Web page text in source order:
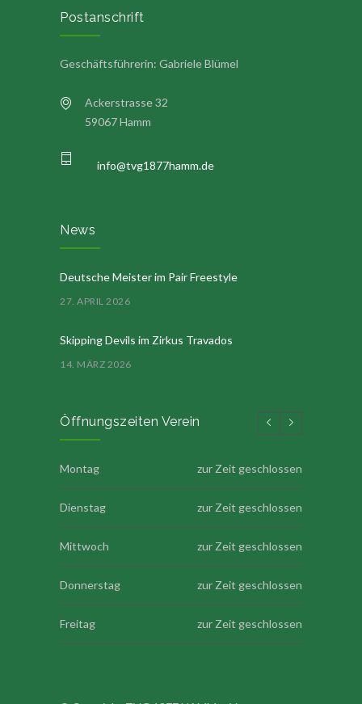
Postanschrift
Geschäftsführerin: Gabriele Blümel
Ackerstrasse 32
59067 Hamm
info@tvg1877hamm.de
News
Deutsche Meister im Pair Freestyle
27. APRIL 2026
Skipping Devils im Zirkus Travados
14. MÄRZ 2026
Öffnungszeiten Verein
Montag zur Zeit geschlossen
Dienstag zur Zeit geschlossen
Mittwoch zur Zeit geschlossen
Donnerstag zur Zeit geschlossen
Freitag zur Zeit geschlossen
Sonntag zur Zeit geschlossen